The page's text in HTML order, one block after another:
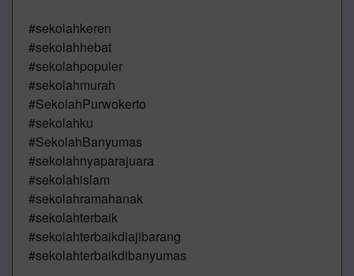
#sekolahkeren
#sekolahhebat
#sekolahpopuler
#sekolahmurah
#SekolahPurwokerto
#sekolahku
#SekolahBanyumas
#sekolahnyaparajuara
#sekolahislam
#sekolahramahanak
#sekolahterbaik
#sekolahterbaikdiajibarang
#sekolahterbaikdibanyumas